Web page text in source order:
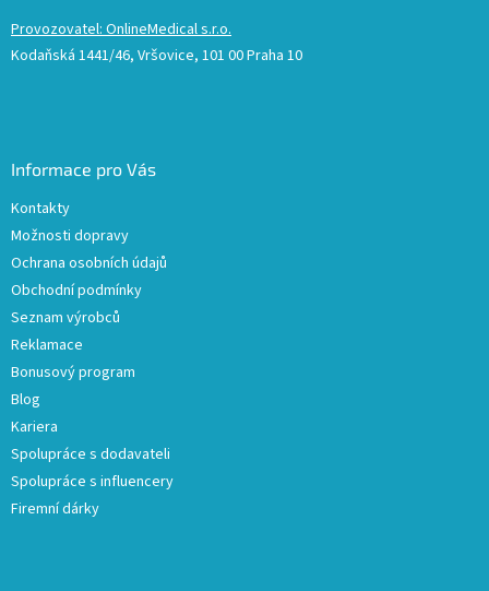
Provozovatel: OnlineMedical s.r.o.
Kodaňská 1441/46, Vršovice, 101 00 Praha 10
Informace pro Vás
Kontakty
Možnosti dopravy
Ochrana osobních údajů
Obchodní podmínky
Seznam výrobců
Reklamace
Bonusový program
Blog
Kariera
Spolupráce s dodavateli
Spolupráce s influencery
Firemní dárky